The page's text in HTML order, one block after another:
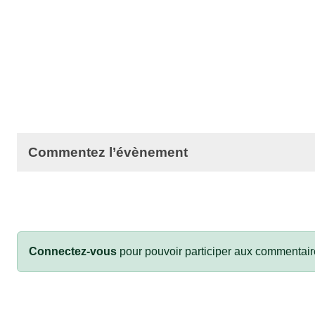
Commentez l’évènement
Connectez-vous pour pouvoir participer aux